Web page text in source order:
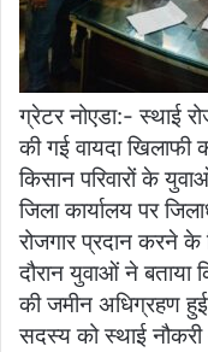
ग्रेटर नोएडा:- स्थाई
की गई वायदा खिलाफी
किसान परिवारों के
जिला कार्यालय पर
रोजगार प्रदान करने
दौरान युवाओं ने बताया
की जमीन अधिग्रहण
सदस्य को स्थाई